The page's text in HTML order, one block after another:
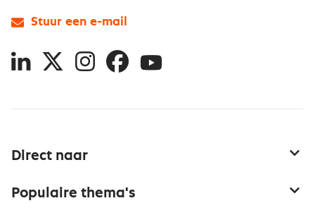
Direct naar
Populaire thema's
Stuur een e-mail
LinkedIn
X InstagramFacebookYouTube